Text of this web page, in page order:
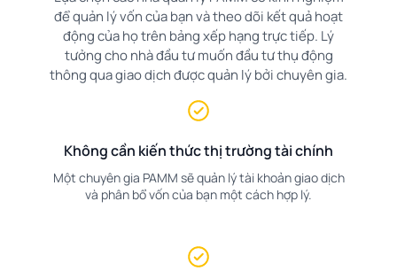
để quản lý vốn của bạn và theo dõi kết quả hoạt
động của họ trên bảng xếp hạng trực tiếp. Lý
tưởng cho nhà đầu tư muốn đầu tư thụ động
thông qua giao dịch được quản lý bởi chuyên gia.
Không cần kiến thức thị trường tài chính
Một chuyên gia PAMM sẽ quản lý tài khoản giao dịch
và phân bổ vốn của bạn một cách hợp lý.